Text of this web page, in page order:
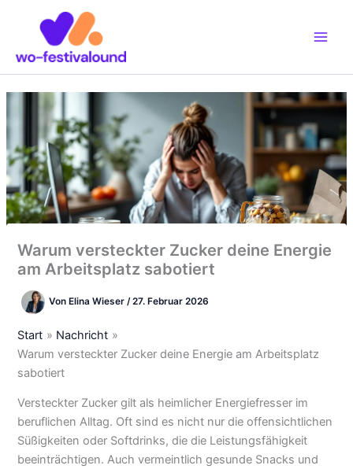
Warum versteckter Zucker deine Energie
am Arbeitsplatz sabotiert
Von Elina Wieser/27. Februar 2026
Start
Nachricht
Warum versteckter Zucker deine Energie am Arbeitsplatz
sabotiert
Versteckter Zucker gilt als heimlicher Energiefresser im
beruflichen Alltag. Oft sind es nicht nur die offensichtlichen
Süßigkeiten oder Softdrinks, die die Leistungsfähigkeit
beeinträchtigen. Auch vermeintlich gesunde Snacks und